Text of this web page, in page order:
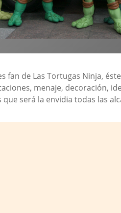
fan de Las Tortugas Ninja,
menaje, decoración,
será la envidia todas las